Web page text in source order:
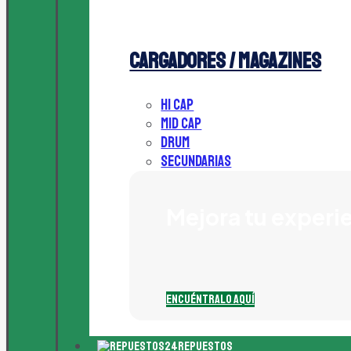
Cargadores / Magazines
HI CAP
MID CAP
DRUM
Secundarias
Encuéntralo Aquí
Repuestos